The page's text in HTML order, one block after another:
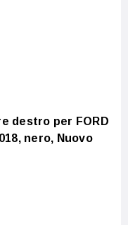
destro per FORD
nero, Nuovo